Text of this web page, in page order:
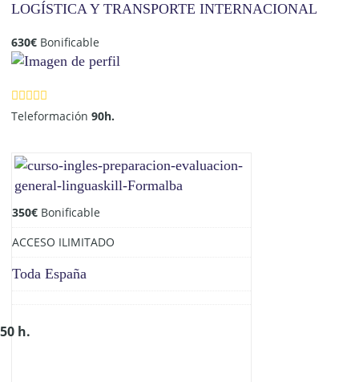
LOGÍSTICA Y TRANSPORTE INTERNACIONAL
630€ Bonificable
Teleformación90h.
350€ Bonificable
ACCESO ILIMITADO
Toda España
50 h.